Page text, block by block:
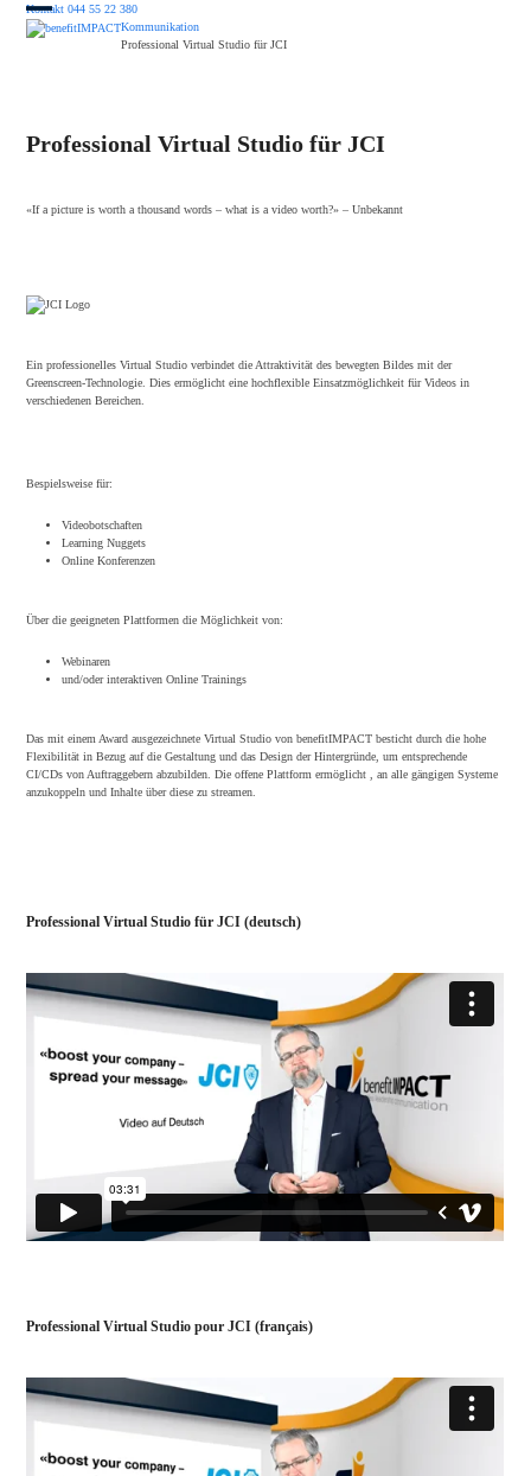
Kontakt 044 55 22 380
Open
Close
Kommunikation
Professional Virtual Studio für JCI
Professional Virtual Studio für JCI
«If a picture is worth a thousand words – what is a video worth?» – Unbekannt
Ein professionelles Virtual Studio verbindet die Attraktivität des bewegten Bildes mit der
Greenscreen-Technologie. Dies ermöglicht eine hochflexible Einsatzmöglichkeit für Videos in
verschiedenen Bereichen.
Bespielsweise für:
Videobotschaften
Learning Nuggets
Online Konferenzen
Über die geeigneten Plattformen die Möglichkeit von:
Webinaren
und/oder interaktiven Online Trainings
Das mit einem Award ausgezeichnete Virtual Studio von benefitIMPACT besticht durch die hohe
Flexibilität in Bezug auf die Gestaltung und das Design der Hintergründe, um entsprechende
CI/CDs von Auftraggebern abzubilden. Die offene Plattform ermöglicht , an alle gängigen Systeme
anzukoppeln und Inhalte über diese zu streamen.
Professional Virtual Studio für JCI (deutsch)
Professional Virtual Studio pour JCI (français)